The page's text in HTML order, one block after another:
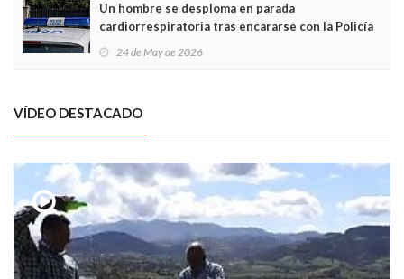
Un hombre se desploma en parada
cardiorrespiratoria tras encararse con la Policía
Local en Luanco
24 de May de 2026
VÍDEO DESTACADO